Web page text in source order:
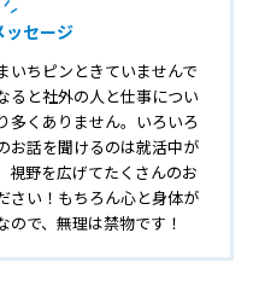
ッセージ
いちピンときていませんで
ると社外の人と仕事につい
多くありません。いろいろ
お話を聞けるのは就活中が
視野を広げてたくさんのお
さい！もちろん心と身体が
ので、無理は禁物です！